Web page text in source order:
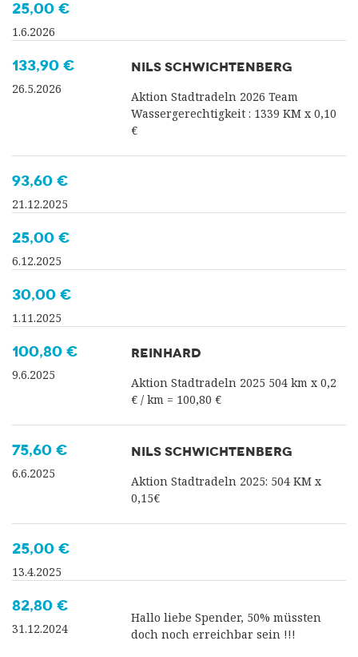
25,00 €
1.6.2026
133,90 €
26.5.2026
NILS SCHWICHTENBERG
Aktion Stadtradeln 2026 Team
Wassergerechtigkeit : 1339 KM x 0,10
€
93,60 €
21.12.2025
25,00 €
6.12.2025
30,00 €
1.11.2025
100,80 €
9.6.2025
REINHARD
Aktion Stadtradeln 2025 504 km x 0,2
€ / km = 100,80 €
75,60 €
6.6.2025
NILS SCHWICHTENBERG
Aktion Stadtradeln 2025: 504 KM x
0,15€
25,00 €
13.4.2025
82,80 €
31.12.2024
Hallo liebe Spender, 50% müssten
doch noch erreichbar sein !!!